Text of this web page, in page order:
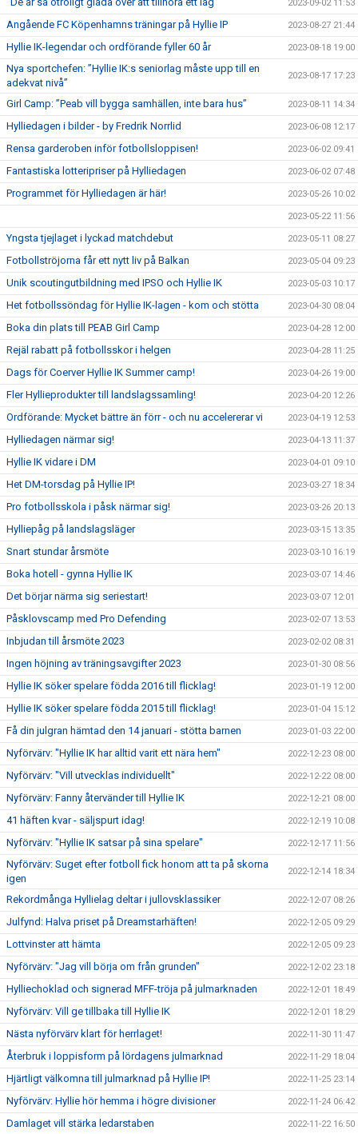
2023-09-02 11:53
Angående FC Köpenhamns träningar på Hyllie IP 2023-08-27 21:44
Hyllie IK-legendar och ordförande fyller 60 år 2023-08-18 19:00
Nya sportchefen: ”Hyllie IK:s seniorlag måste upp till en
adekvat nivå”
2023-08-17 17:23
Girl Camp: ”Peab vill bygga samhällen, inte bara hus” 2023-08-11 14:34
Hylliedagen i bilder - by Fredrik Norrlid 2023-06-08 12:17
Rensa garderoben inför fotbollsloppisen! 2023-06-02 09:41
Fantastiska lotteripriser på Hylliedagen 2023-06-02 07:48
Programmet för Hylliedagen är här! 2023-05-26 10:02
2023-05-22 11:56
Yngsta tjejlaget i lyckad matchdebut 2023-05-11 08:27
Fotbollströjorna får ett nytt liv på Balkan 2023-05-04 09:23
Unik scoutingutbildning med IPSO och Hyllie IK 2023-05-03 10:17
Het fotbollssöndag för Hyllie IK-lagen - kom och stötta 2023-04-30 08:04
Boka din plats till PEAB Girl Camp 2023-04-28 12:00
Rejäl rabatt på fotbollsskor i helgen 2023-04-28 11:25
Dags för Coerver Hyllie IK Summer camp! 2023-04-26 19:00
Fler Hyllieprodukter till landslagssamling! 2023-04-20 12:26
Ordförande: Mycket bättre än förr - och nu accelererar vi 2023-04-19 12:53
Hylliedagen närmar sig! 2023-04-13 11:37
Hyllie IK vidare i DM 2023-04-01 09:10
Het DM-torsdag på Hyllie IP! 2023-03-27 18:34
Pro fotbollsskola i påsk närmar sig! 2023-03-26 20:13
Hylliepåg på landslagsläger 2023-03-15 13:35
Snart stundar årsmöte 2023-03-10 16:19
Boka hotell - gynna Hyllie IK 2023-03-07 14:46
Det börjar närma sig seriestart! 2023-03-07 12:01
Påsklovscamp med Pro Defending 2023-02-07 13:53
Inbjudan till årsmöte 2023 2023-02-02 08:31
Ingen höjning av träningsavgifter 2023 2023-01-30 08:56
Hyllie IK söker spelare födda 2016 till flicklag! 2023-01-19 12:00
Hyllie IK söker spelare födda 2015 till flicklag! 2023-01-04 15:12
Få din julgran hämtad den 14 januari - stötta barnen 2023-01-03 22:00
Nyförvärv: "Hyllie IK har alltid varit ett nära hem" 2022-12-23 08:00
Nyförvärv: "Vill utvecklas individuellt" 2022-12-22 08:00
Nyförvärv: Fanny återvänder till Hyllie IK 2022-12-21 08:00
41 häften kvar - säljspurt idag! 2022-12-19 10:08
Nyförvärv: "Hyllie IK satsar på sina spelare" 2022-12-17 11:56
Nyförvärv: Suget efter fotboll fick honom att ta på skorna
igen
2022-12-14 18:34
Rekordmånga Hyllielag deltar i jullovsklassiker 2022-12-07 08:26
Julfynd: Halva priset på Dreamstarhäften! 2022-12-05 09:29
Lottvinster att hämta 2022-12-05 09:23
Nyförvärv: "Jag vill börja om från grunden" 2022-12-02 23:18
Hylliechoklad och signerad MFF-tröja på julmarknaden 2022-12-01 18:49
Nyförvärv: Vill ge tillbaka till Hyllie IK 2022-12-01 18:29
Nästa nyförvärv klart för herrlaget! 2022-11-30 11:47
Återbruk i loppisform på lördagens julmarknad 2022-11-29 18:04
Hjärtligt välkomna till julmarknad på Hyllie IP! 2022-11-25 23:14
Nyförvärv: Hyllie hör hemma i högre divisioner 2022-11-24 06:42
Damlaget vill stärka ledarstaben 2022-11-22 16:50